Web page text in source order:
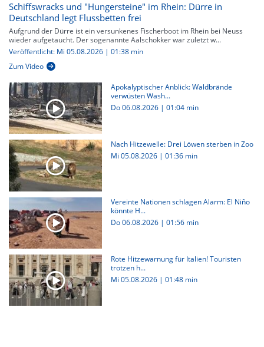
Schiffswracks und "Hungersteine" im Rhein: Dürre in
Deutschland legt Flussbetten frei
Aufgrund der Dürre ist ein versunkenes Fischerboot im Rhein bei Neuss
wieder aufgetaucht. Der sogenannte Aalschokker war zuletzt w...
Veröffentlicht: Mi 05.08.2026 | 01:38 min
Zum Video
Apokalyptischer Anblick: Waldbrände
verwüsten Wash...
Do 06.08.2026 | 01:04 min
Nach Hitzewelle: Drei Löwen sterben in Zoo
Mi 05.08.2026 | 01:36 min
Vereinte Nationen schlagen Alarm: El Niño
könnte H...
Do 06.08.2026 | 01:56 min
Rote Hitzewarnung für Italien! Touristen
trotzen h...
Mi 05.08.2026 | 01:48 min